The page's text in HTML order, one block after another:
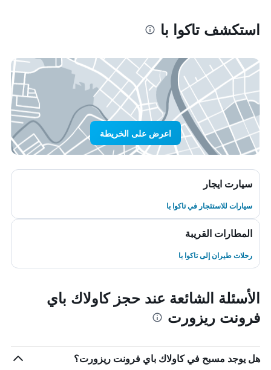
استكشف تاكوا با
اعرض على الخريطة
سيارت ايجار
سيارات للاستئجار في تاكوا با
المطارات القريبة
رحلات طيران إلى تاكوا با
الأسئلة الشائعة عند حجز كاولاك باي
فرونت ريزورت
هل يوجد مسبح في كاولاك باي فرونت ريزورت؟